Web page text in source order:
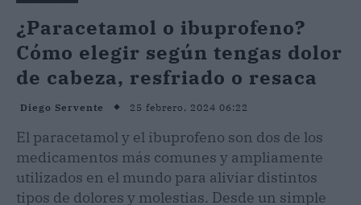
¿Paracetamol o ibuprofeno?
Cómo elegir según tengas dolor
de cabeza, resfriado o resaca
Diego Servente 25 febrero, 2024 06:22
El paracetamol y el ibuprofeno son dos de los
medicamentos más comunes y ampliamente
utilizados en el mundo para aliviar distintos
tipos de dolores y molestias. Desde un simple